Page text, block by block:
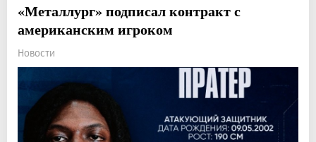
«Металлург» подписал контракт с
американским игроком
Новости